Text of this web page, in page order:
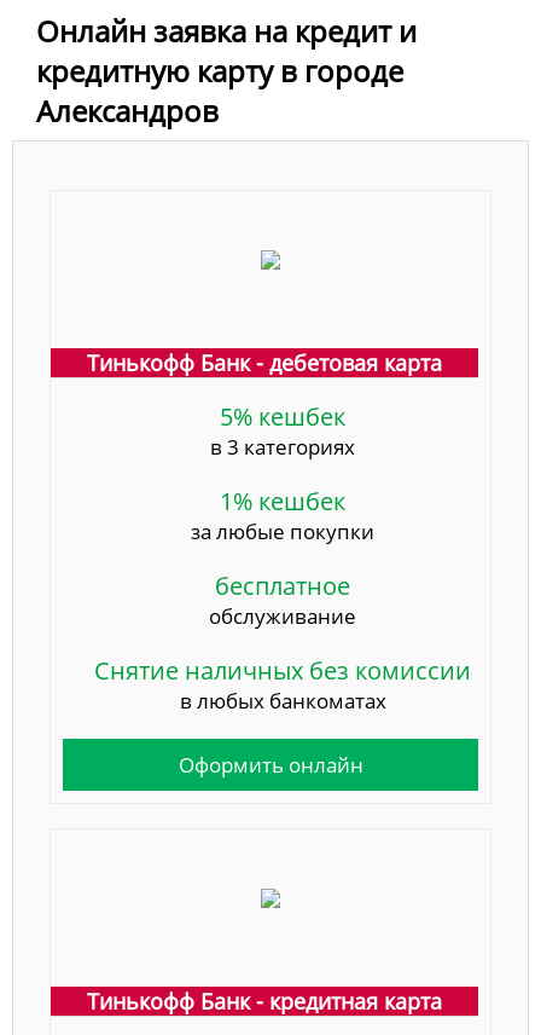
Онлайн заявка на кредит и
кредитную карту в городе
Александров
Тинькофф Банк - дебетовая карта
5% кешбек
в 3 категориях
1% кешбек
за любые покупки
бесплатное
обслуживание
Снятие наличных без комиссии
в любых банкоматах
Оформить онлайн
Тинькофф Банк - кредитная карта